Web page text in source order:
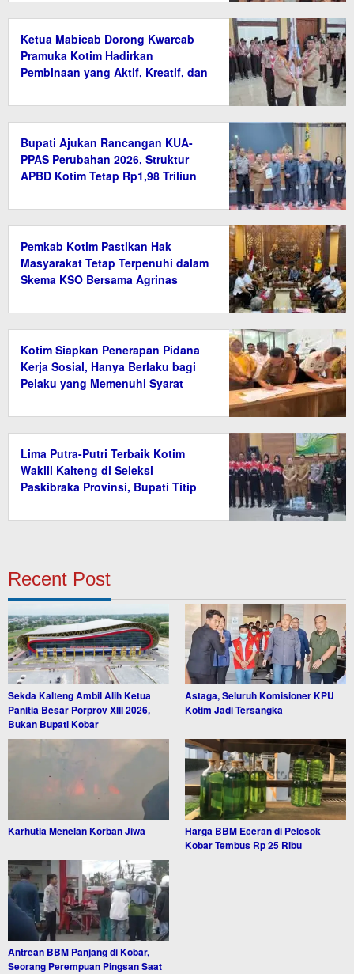
Ketua Mabicab Dorong Kwarcab
Pramuka Kotim Hadirkan
Pembinaan yang Aktif, Kreatif, dan
Bupati Ajukan Rancangan KUA-
PPAS Perubahan 2026, Struktur
APBD Kotim Tetap Rp1,98 Triliun
Pemkab Kotim Pastikan Hak
Masyarakat Tetap Terpenuhi dalam
Skema KSO Bersama Agrinas
Kotim Siapkan Penerapan Pidana
Kerja Sosial, Hanya Berlaku bagi
Pelaku yang Memenuhi Syarat
Lima Putra-Putri Terbaik Kotim
Wakili Kalteng di Seleksi
Paskibraka Provinsi, Bupati Titip
Recent Post
Sekda Kalteng Ambil Alih Ketua
Panitia Besar Porprov XIII 2026,
Bukan Bupati Kobar
Astaga, Seluruh Komisioner KPU
Kotim Jadi Tersangka
Karhutla Menelan Korban Jiwa
Harga BBM Eceran di Pelosok
Kobar Tembus Rp 25 Ribu
Antrean BBM Panjang di Kobar,
Seorang Perempuan Pingsan Saat